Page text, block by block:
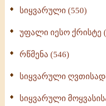
სიყვარული (550)
უფალი იესო ქრისტე
რწმენა (546)
სიყვარული
სიყვარული